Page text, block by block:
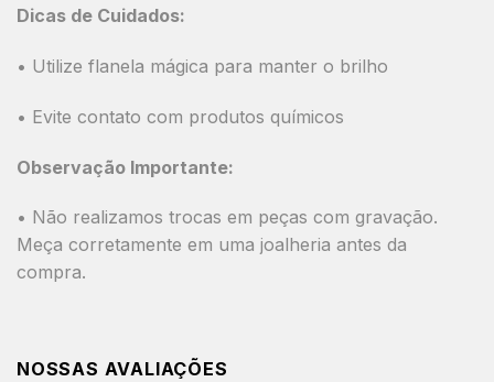
Dicas de Cuidados:
• Utilize flanela mágica para manter o brilho
• Evite contato com produtos químicos
Observação Importante:
• Não realizamos trocas em peças com gravação.
Meça corretamente em uma joalheria antes da
compra.
NOSSAS AVALIAÇÕES